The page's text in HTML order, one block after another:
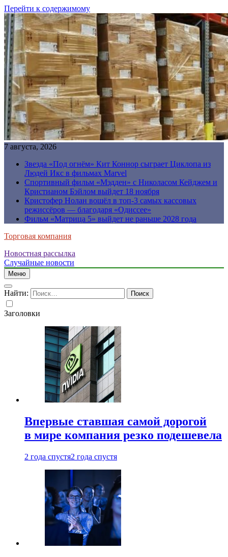
Перейти к содержимому
7 августа, 2026
Звезда «Под огнём» Кит Коннор сыграет Циклопа из
Людей Икс в фильмах Marvel
Спортивный фильм «Мэдден» с Николасом Кейджем и
Кристианом Бэйлом выйдет 18 ноября
Кристофер Нолан вошёл в топ-3 самых кассовых
режиссёров — благодаря «Одиссее»
Фильм «Матрица 5» выйдет не раньше 2028 года
Торговая компания
Новостная рассылка
Случайные новости
Меню
Найти:
Заголовки
Впервые ставшая самой дорогой
в мире компания резко подешевела
2 года спустя2 года спустя